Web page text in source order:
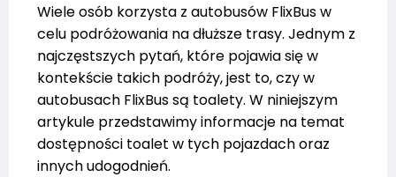
Wiele osób korzysta z autobusów FlixBus w
celu podróżowania na dłuższe trasy. Jednym z
najczęstszych pytań, które pojawia się w
kontekście takich podróży, jest to, czy w
autobusach FlixBus są toalety. W niniejszym
artykule przedstawimy informacje na temat
dostępności toalet w tych pojazdach oraz
innych udogodnień.